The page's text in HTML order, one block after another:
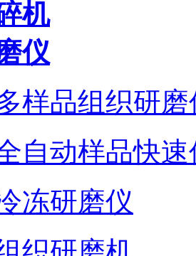
机
仪
样品组织研磨
自动样品快速
冻研磨仪